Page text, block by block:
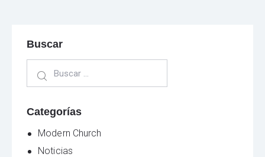
Buscar
Categorías
Modern Church
Noticias